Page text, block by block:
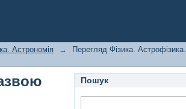
Астрономія →
Перегляд Фізика. Астрофізика.
Пошук